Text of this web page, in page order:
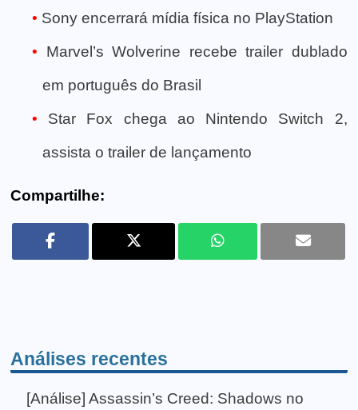
Sony encerrará mídia física no PlayStation
Marvel’s Wolverine recebe trailer dublado
em português do Brasil
Star Fox chega ao Nintendo Switch 2,
assista o trailer de lançamento
Compartilhe:
Análises recentes
[Análise] Assassin’s Creed: Shadows no